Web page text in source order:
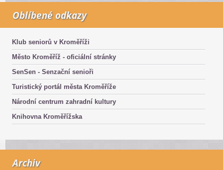
Oblíbené odkazy
Klub seniorů v Kroměříži
Město Kroměříž - oficiální stránky
SenSen - Senzační senioři
Turistický portál města Kroměříže
Národní centrum zahradní kultury
Knihovna Kroměřížska
Archiv